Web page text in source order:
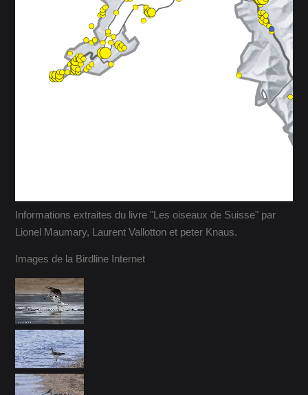
Informations extraites du livre "Les oiseaux de Suisse" par
Lionel Maumary, Laurent Vallotton et peter Knaus.
Images de la Birdline Internet